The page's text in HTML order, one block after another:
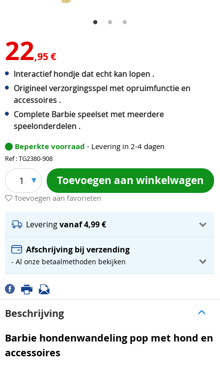
22,95 €
Interactief hondje dat echt kan lopen .
Origineel verzorgingsspel met opruimfunctie en
accessoires .
Complete Barbie speelset met meerdere
speelonderdelen .
Beperkte voorraad - Levering in 2-4 dagen
Ref : TG2380-908
1 Toevoegen aan winkelwagen
Toevoegen aan favorieten
Leveringvanaf 4,99 €
Afschrijving bij verzending
- Al onze betaalmethoden bekijken
Beschrijving
Barbie hondenwandeling pop met hond en
accessoires